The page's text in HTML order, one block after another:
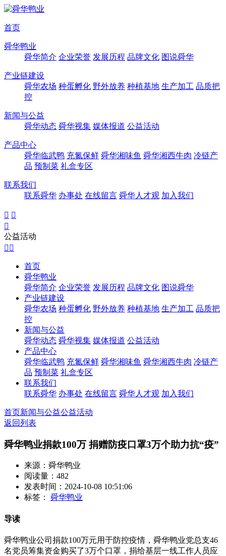
首页
舜华鸭业
舜华简介 企业荣誉 发展历程 品牌文化 图说舜华
产业链建设
舜华农场 种蛋孵化 野外放养 种植基地 生产加工 品质把
控
新闻与公益
舜华动态 舜华视集 媒体报道 公益活动
产品中心
舜华临武鸭 充氮保鲜 舜华湘味鱼 舜华湘西牛肉 冷链产
品 预制菜 礼盒专区
联系我们
联系舜华 办事处 在线留言 舜华人才观 加入我们
 

公益活动
 
首页
舜华鸭业
舜华简介 企业荣誉 发展历程 品牌文化 图说舜华
产业链建设
舜华农场 种蛋孵化 野外放养 种植基地 生产加工 品质把
控
新闻与公益
舜华动态 舜华视集 媒体报道 公益活动
产品中心
舜华临武鸭 充氮保鲜 舜华湘味鱼 舜华湘西牛肉 冷链产
品 预制菜 礼盒专区
联系我们
联系舜华 办事处 在线留言 舜华人才观 加入我们
首页新闻与公益公益活动
返回列表
舜华鸭业捐款100万 捐赠防疫口罩3万个助力抗“疫”
来源：舜华鸭业
阅读量：482
发表时间：2024-10-08 10:51:06
标签： 舜华鸭业
导读
舜华鸭业公司捐款100万元用于防控疫情，舜华鸭业党总支46
名党员筹集资金购买了3万个口罩，捐给基层一线工作人员应